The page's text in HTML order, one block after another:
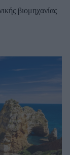
βιομηχανίας